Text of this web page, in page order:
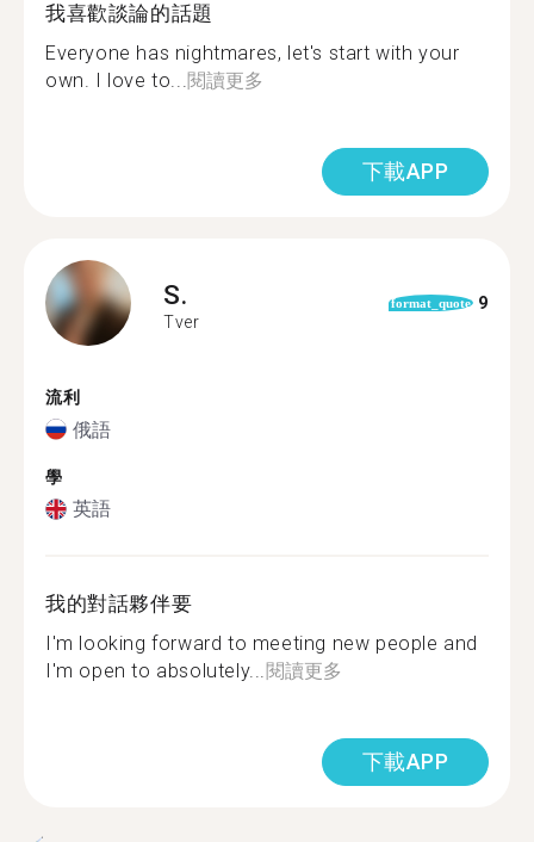
我喜歡談論的話題
Everyone has nightmares, let's start with your
own. I love to...閱讀更多
下載APP
S.
Tver
format_quote 9
流利
俄語
學
英語
我的對話夥伴要
I'm looking forward to meeting new people and
I'm open to absolutely...閱讀更多
下載APP